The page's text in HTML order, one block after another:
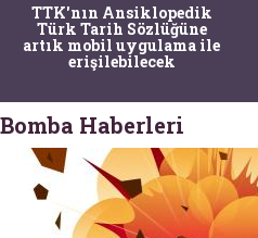
TTK'nın Ansiklopedik
Türk Tarih Sözlüğüne
artık mobil uygulama ile
erişilebilecek
Bomba Haberleri